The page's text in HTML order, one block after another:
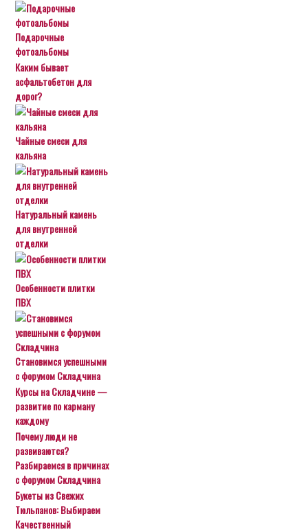
Подарочные
фотоальбомы
Каким бывает
асфальтобетон для
дорог?
Чайные смеси для
кальяна
Натуральный камень
для внутренней
отделки
Особенности плитки
ПВХ
Становимся успешными
с форумом Складчина
Курсы на Складчине —
развитие по карману
каждому
Почему люди не
развиваются?
Разбираемся в причинах
с форумом Складчина
Букеты из Свежих
Тюльпанов: Выбираем
Качественный